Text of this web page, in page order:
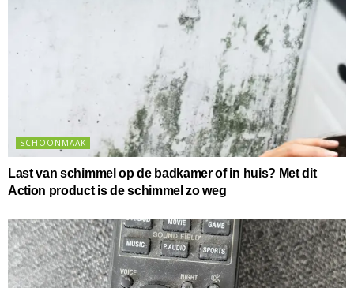
SCHOONMAAK
Last van schimmel op de badkamer of in huis? Met dit
Action product is de schimmel zo weg